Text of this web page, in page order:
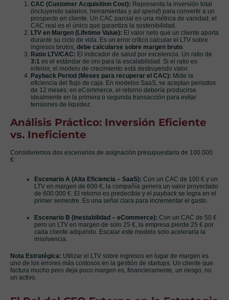
CAC (Customer Acquisition Cost): Representa la inversión total
(incluyendo salarios, herramientas y ad spend) para convertir a un
prospecto en cliente. Un CAC parcial es una métrica de vanidad; el
CAC real es el único que garantiza la sostenibilidad.
LTV en Margen (Lifetime Value): El valor neto que un cliente aporta
durante su ciclo de vida. Es un error crítico calcular el LTV sobre
ingresos brutos; debe calcularse sobre margen bruto.
Ratio LTV/CAC: El indicador de salud por excelencia. Un ratio de
3:1 es el estándar de oro para la escalabilidad. Si el ratio es
inferior, el modelo de crecimiento está destruyendo valor.
Payback Period (Meses para recuperar el CAC): Mide la
eficiencia del flujo de caja. En modelos SaaS, se aceptan periodos
de 12 meses; en eCommerce, el retorno debería producirse
idealmente en la primera o segunda transacción para evitar
tensiones de liquidez.
Análisis Práctico: Inversión Eficiente
vs. Ineficiente
Consideremos dos escenarios de asignación presupuestaria de 100.000
€:
Escenario A (Alta Eficiencia – SaaS): Con un CAC de 100 € y un
LTV en margen de 600 €, la compañía genera un valor proyectado
de 600.000 €. El retorno es predecible y el payback se logra en el
primer semestre. Es una señal clara para incrementar el gasto.
Escenario B (Inestabilidad – eCommerce): Con un CAC de 50 €
pero un LTV en margen de solo 25 €, la empresa pierde 25 € por
cada cliente adquirido. Escalar este modelo solo aceleraría la
insolvencia.
Nota Estratégica: Utilizar el LTV sobre ingresos en lugar de margen es
uno de los errores más costosos en la gestión de startups. Un cliente que
factura mucho pero deja poco margen es, financieramente, un riesgo, no
un activo.